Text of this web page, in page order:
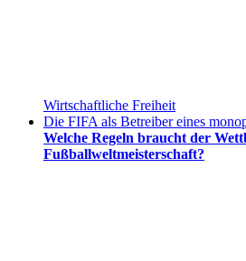
Wirtschaftliche Freiheit
Die FIFA als Betreiber eines
Welche Regeln braucht der
Fußballweltmeisterschaft?